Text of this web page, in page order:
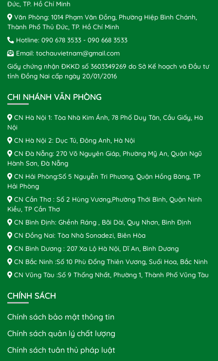
Đức, TP. Hồ Chí Minh
Văn Phòng: 1014 Phạm Văn Đồng, Phường Hiệp Bình Chánh,
Thành Phố Thủ Đức, TP. Hồ Chí Minh
Hotline: 090 678 3533 - 090 668 3533
Email: tochauvietnam@gmail.com
Giấy chứng nhận ĐKKD số 3603349269 do Sở Kế hoạch và Đầu tư
tỉnh Đồng Nai cấp ngày 20/01/2016
CHI NHÁNH VĂN PHÒNG
CN Hà Nội 1: Tòa Nhà Kim Ánh, 78 Phố Duy Tân, Cầu Giấy, Hà
Nội
CN Hà Nội 2: Dục Tú, Đông Anh, Hà Nội
CN Đà Nẵng: 270 Võ Nguyên Giáp, Phường Mỹ An, Quận Ngũ
Hành Sơn, Đà Nẵng
CN Hải Phòng:Số 5 Nguyễn Tri Phương, Quận Hồng Bàng, TP
Hải Phòng
CN Cần Thơ : Số 2 Hùng Vương,Phường Thới Bình, Quận Ninh
Kiều, TP Cần Thơ
CN Bình Định: Ghềnh Ráng , Bãi Dài, Quy Nhơn, Bình Định
CN Đồng Nai: Tòa Nhà Sonadezi, Biên Hòa
CN Bình Dương : 207 Xa Lộ Hà Nội, Dĩ An, Bình Dương
CN Bắc Ninh :Số 10 Phù Đổng Thiên Vương, Suối Hoa, Bắc Ninh
CN Vũng Tàu :Số 9 Thống Nhất, Phường 1, Thành Phố Vũng Tàu
CHÍNH SÁCH
Chính sách bảo mật thông tin
Chính sách quản lý chất lượng
Chính sách tuân thủ pháp luật